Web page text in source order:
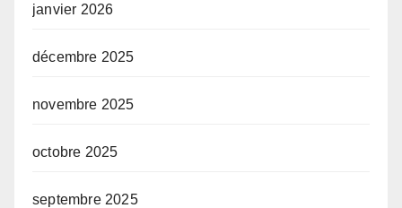
janvier 2026
décembre 2025
novembre 2025
octobre 2025
septembre 2025